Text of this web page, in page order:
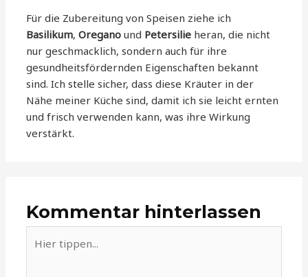
Für die Zubereitung von Speisen ziehe ich
Basilikum,Oregano und Petersilie heran, die nicht
nur geschmacklich, sondern auch für ihre
gesundheitsfördernden Eigenschaften bekannt
sind. Ich stelle sicher, dass diese Kräuter in der
Nähe meiner Küche sind, damit ich sie leicht ernten
und frisch verwenden kann, was ihre Wirkung
verstärkt.
Kommentar hinterlassen
tippen...